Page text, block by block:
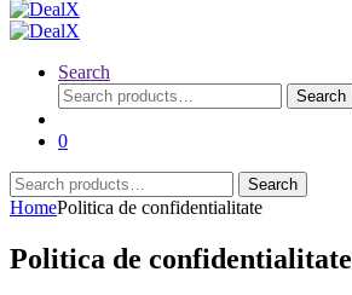
Search
Search
for:
Search
0
Search
for:
Search
HomePolitica de confidentialitate
Politica de confidentialitate